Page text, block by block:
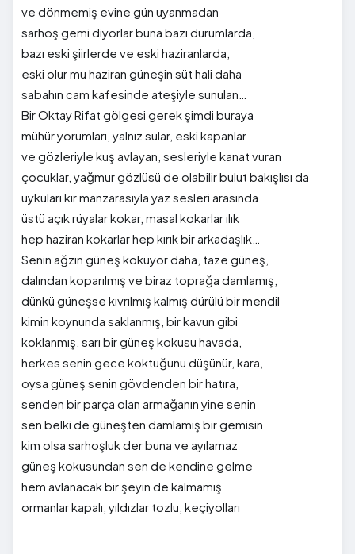
ve dönmemiş evine gün uyanmadan
sarhoş gemi diyorlar buna bazı durumlarda,
bazı eski şiirlerde ve eski haziranlarda,
eski olur mu haziran güneşin süt hali daha
sabahın cam kafesinde ateşiyle sunulan…
Bir Oktay Rifat gölgesi gerek şimdi buraya
mühür yorumları, yalnız sular, eski kapanlar
ve gözleriyle kuş avlayan, sesleriyle kanat vuran
çocuklar, yağmur gözlüsü de olabilir bulut bakışlısı da
uykuları kır manzarasıyla yaz sesleri arasında
üstü açık rüyalar kokar, masal kokarlar ılık
hep haziran kokarlar hep kırık bir arkadaşlık…
Senin ağzın güneş kokuyor daha, taze güneş,
dalından koparılmış ve biraz toprağa damlamış,
dünkü güneşse kıvrılmış kalmış dürülü bir mendil
kimin koynunda saklanmış, bir kavun gibi
koklanmış, sarı bir güneş kokusu havada,
herkes senin gece koktuğunu düşünür, kara,
oysa güneş senin gövdenden bir hatıra,
senden bir parça olan armağanın yine senin
sen belki de güneşten damlamış bir gemisin
kim olsa sarhoşluk der buna ve ayılamaz
güneş kokusundan sen de kendine gelme
hem avlanacak bir şeyin de kalmamış
ormanlar kapalı, yıldızlar tozlu, keçiyolları